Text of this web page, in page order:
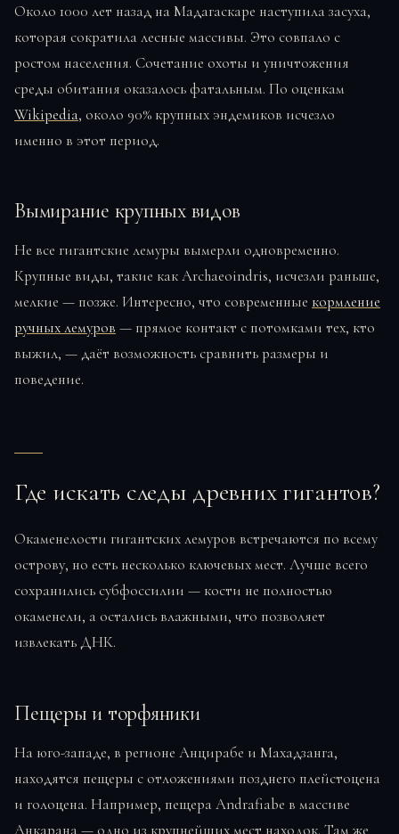
Около 1000 лет назад на Мадагаскаре наступила засуха,
которая сократила лесные массивы. Это совпало с
ростом населения. Сочетание охоты и уничтожения
среды обитания оказалось фатальным. По оценкам
Wikipedia, около 90% крупных эндемиков исчезло
именно в этот период.
Вымирание крупных видов
Не все гигантские лемуры вымерли одновременно.
Крупные виды, такие как Archaeoindris, исчезли раньше,
мелкие — позже. Интересно, что современные кормление
ручных лемуров — прямое контакт с потомками тех, кто
выжил, — даёт возможность сравнить размеры и
поведение.
Где искать следы древних гигантов?
Окаменелости гигантских лемуров встречаются по всему
острову, но есть несколько ключевых мест. Лучше всего
сохранились субфоссилии — кости не полностью
окаменели, а остались влажными, что позволяет
извлекать ДНК.
Пещеры и торфяники
На юго-западе, в регионе Анцирабе и Махадзанга,
находятся пещеры с отложениями позднего плейстоцена
и голоцена. Например, пещера Andrafiabe в массиве
Анкарана — одно из крупнейших мест находок. Там же